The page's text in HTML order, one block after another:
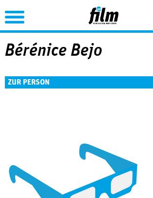
Jump to Navigation
Bérénice Bejo
ZUR PERSON